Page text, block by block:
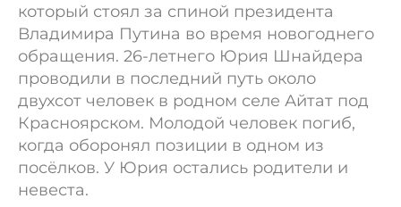
который стоял за спиной президента
Владимира Путина во время новогоднего
обращения. 26-летнего Юрия Шнайдера
проводили в последний путь около
двухсот человек в родном селе Айтат под
Красноярском. Молодой человек погиб,
когда оборонял позиции в одном из
посёлков. У Юрия остались родители и
невеста.